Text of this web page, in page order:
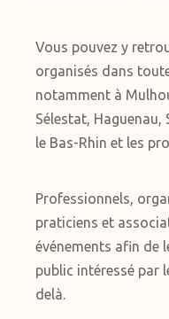
Vous pouvez y
organisés dans
notamment à
Sélestat, Haguenau,
le Bas-Rhin et les
Professionnels,
praticiens et
événements afin de
public intéressé par
delà.